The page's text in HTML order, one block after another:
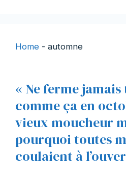
Home - automne
« Ne ferme
comme ça en
vieux moucheur
pourquoi toutes
coulaient à